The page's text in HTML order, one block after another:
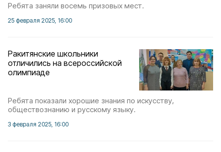
Ребята заняли восемь призовых мест.
25 февраля 2025, 16:00
Ракитянские школьники
отличились на всероссийской
олимпиаде
Ребята показали хорошие знания по искусству,
обществознанию и русскому языку.
3 февраля 2025, 16:00